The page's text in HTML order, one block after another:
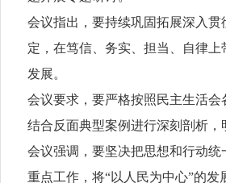
会议指出，要持续巩固拓展深入
定，在笃信、务实、担当、自律
发展。
会议要求，要严格按照民主生活
结合反面典型案例进行深刻剖析
会议强调，要坚决把思想和行动统
重点工作，将“以人民为中心”的